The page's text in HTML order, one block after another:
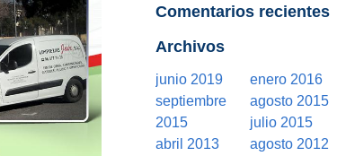
Comentarios recientes
Archivos
junio 2019
enero 2016
septiembre
2015
agosto 2015
julio 2015
abril 2013
agosto 2012